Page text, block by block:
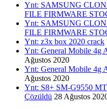
Ynt: SAMSUNG
FILE FIRMWARE
Ynt: SAMSUNG
FILE FIRMWARE
Ynt: z3x box 2020 crack
Ynt: General Mobile 4g
Ağustos 2020
Ynt: General Mobile 4g
Ağustos 2020
Ynt: S8+ SM-G9550
Çözüldü 28 Ağustos